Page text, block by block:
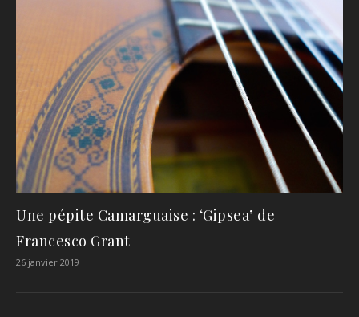
Une pépite Camarguaise : ‘Gipsea’ de
Francesco Grant
26 janvier 2019